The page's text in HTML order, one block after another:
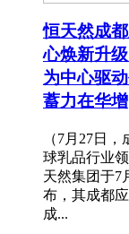
恒天然成
心焕新升
为中心驱动
蓄力在华增
（7月27日，
球乳品行业
天然集团于7
布，其成都
成...